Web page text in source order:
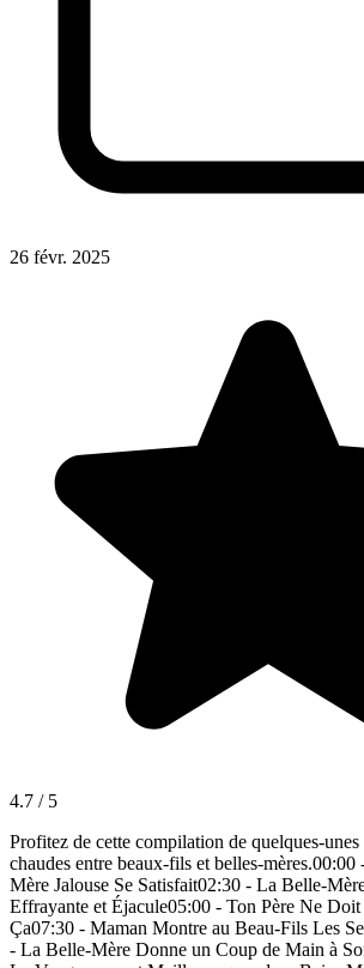
26 févr. 2025
4.7 / 5
Profitez de cette compilation de quelques-
chaudes entre beaux-fils et belles-
Mère Jalouse Se Satisfait02:30 - La Belle-
Effrayante et Éjacule05:00 - Ton Père Ne Doit
Ça07:30 - Maman Montre au Beau-Fils Les
- La Belle-Mère Donne un Coup de Main à